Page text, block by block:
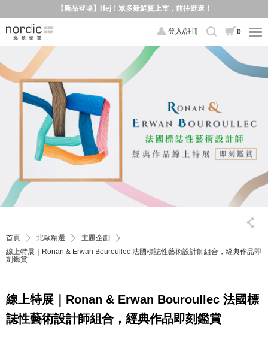
【新品登場】Hej！眾多新鮮貨上市，前往逛逛！
登入/註冊 0
首頁 北歐精選
主題企劃
線上特展｜Ronan & Erwan Bouroullec 法國標誌性藝術設計師組合，經典作品即
刻鑑賞
線上特展｜Ronan & Erwan Bouroullec 法國標
誌性藝術設計師組合，經典作品即刻鑑賞